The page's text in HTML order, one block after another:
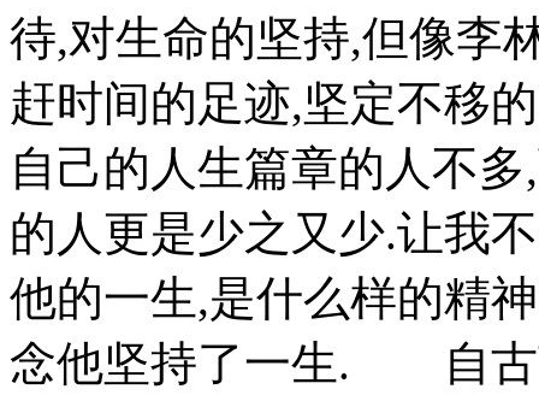
待,对生命的坚持,但像李
赶时间的足迹,坚定不移
自己的人生篇章的人不
的人更是少之又少.让我
他的一生,是什么样的精
念他坚持了一生. 自古